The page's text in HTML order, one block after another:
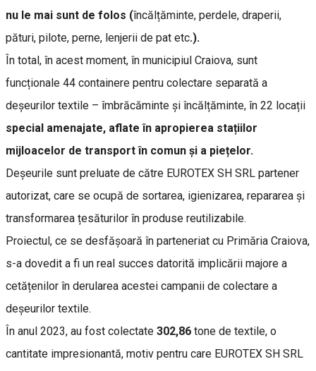
nu le mai sunt de folos (încălțăminte, perdele, draperii,
pături, pilote, perne, lenjerii de pat etc.).
În total, în acest moment, în municipiul Craiova, sunt
funcționale 44 containere pentru colectare separată a
deșeurilor textile – îmbrăcăminte și încălțăminte, în 22 locații
special amenajate, aflate în apropierea stațiilor
mijloacelor de transport în comun și a piețelor.
Deșeurile sunt preluate de către EUROTEX SH SRL partener
autorizat, care se ocupă de sortarea, igienizarea, repararea și
transformarea țesăturilor în produse reutilizabile.
Proiectul, ce se desfășoară în parteneriat cu Primăria Craiova,
s-a dovedit a fi un real succes datorită implicării majore a
cetățenilor în derularea acestei campanii de colectare a
deșeurilor textile.
În anul 2023, au fost colectate 302,86 tone de textile, o
cantitate impresionantă, motiv pentru care EUROTEX SH SRL